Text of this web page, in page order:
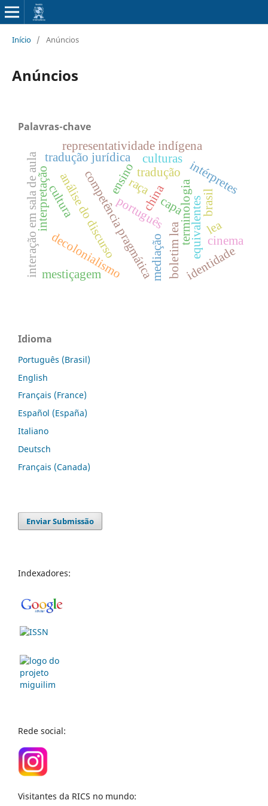
Início / Anúncios
Anúncios
Palavras-chave
raça
capa
competência pragmática
análise do discursoensino
português terminologiaequivalentes
tradução jurídica
identidade
boletim lea
interação em sala de aula decolonialismo
representatividade indígena
tradução
mestiçagem
cinema
brasil
china
intérpretes
interpretaçãocultura
culturas
mediação
lea
Idioma
Português (Brasil)
English
Français (France)
Español (España)
Italiano
Deutsch
Français (Canada)
Enviar Submissão
Indexadores:
Rede social:
Visitantes da RICS no mundo: